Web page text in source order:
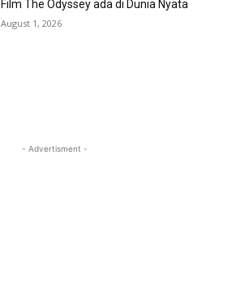
Film The Odyssey ada di Dunia Nyata
August 1, 2026
- Advertisment -